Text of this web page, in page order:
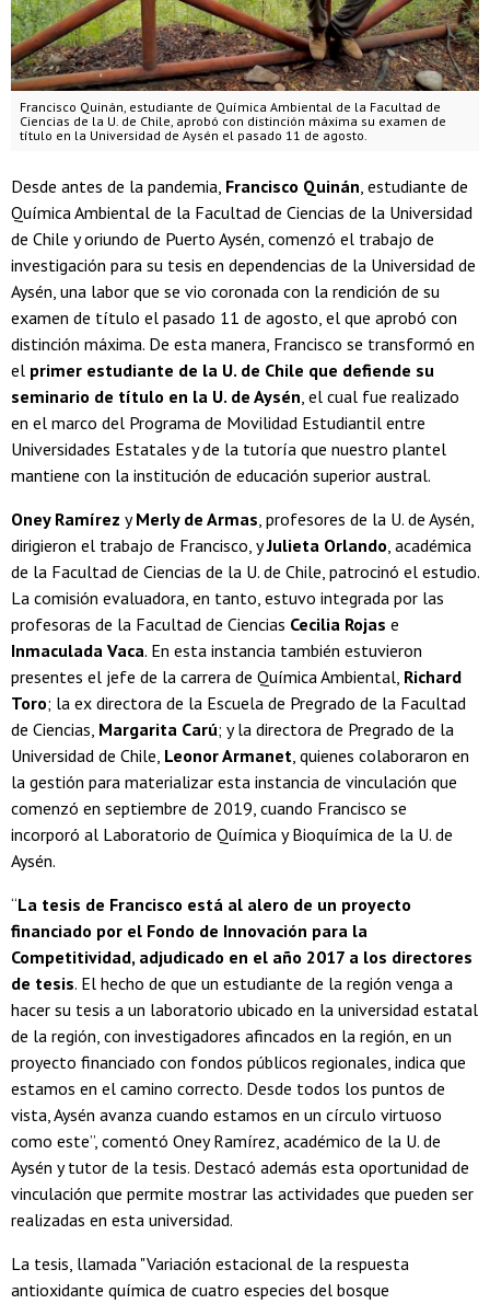
Francisco Quinán, estudiante de Química Ambiental de la Facultad de
Ciencias de la U. de Chile, aprobó con distinción máxima su examen de
título en la Universidad de Aysén el pasado 11 de agosto.
Desde antes de la pandemia, Francisco Quinán, estudiante de
Química Ambiental de la Facultad de Ciencias de la Universidad
de Chile y oriundo de Puerto Aysén, comenzó el trabajo de
investigación para su tesis en dependencias de la Universidad de
Aysén, una labor que se vio coronada con la rendición de su
examen de título el pasado 11 de agosto, el que aprobó con
distinción máxima. De esta manera, Francisco se transformó en
el primer estudiante de la U. de Chile que defiende su
seminario de título en la U. de Aysén, el cual fue realizado
en el marco del Programa de Movilidad Estudiantil entre
Universidades Estatales y de la tutoría que nuestro plantel
mantiene con la institución de educación superior austral.
Oney Ramírez yMerly de Armas, profesores de la U. de Aysén,
dirigieron el trabajo de Francisco, yJulieta Orlando, académica
de la Facultad de Ciencias de la U. de Chile, patrocinó el estudio.
La comisión evaluadora, en tanto, estuvo integrada por las
profesoras de la Facultad de Ciencias Cecilia Rojas e
Inmaculada Vaca. En esta instancia también estuvieron
presentes el jefe de la carrera de Química Ambiental, Richard
Toro; la ex directora de la Escuela de Pregrado de la Facultad
de Ciencias, Margarita Carú; y la directora de Pregrado de la
Universidad de Chile, Leonor Armanet, quienes colaboraron en
la gestión para materializar esta instancia de vinculación que
comenzó en septiembre de 2019, cuando Francisco se
incorporó al Laboratorio de Química y Bioquímica de la U. de
Aysén.
“La tesis de Francisco está al alero de un proyecto
financiado por el Fondo de Innovación para la
Competitividad, adjudicado en el año 2017 a los directores
de tesis. El hecho de que un estudiante de la región venga a
hacer su tesis a un laboratorio ubicado en la universidad estatal
de la región, con investigadores afincados en la región, en un
proyecto financiado con fondos públicos regionales, indica que
estamos en el camino correcto. Desde todos los puntos de
vista, Aysén avanza cuando estamos en un círculo virtuoso
como este”, comentó Oney Ramírez, académico de la U. de
Aysén y tutor de la tesis. Destacó además esta oportunidad de
vinculación que permite mostrar las actividades que pueden ser
realizadas en esta universidad.
La tesis, llamada "Variación estacional de la respuesta
antioxidante química de cuatro especies del bosque